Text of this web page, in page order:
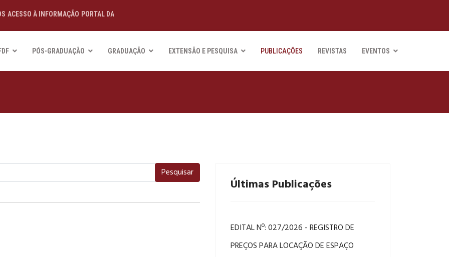
ACESSO À INFORMAÇÃO PORTAL DA
PÓS-GRADUAÇÃO GRADUAÇÃO EXTENSÃO E PESQUISA PUBLICAÇÕES REVISTAS EVENTOS
Pesquisar
Últimas Publicações
EDITAL Nº: 027/2026 - REGISTRO DE
PREÇOS PARA LOCAÇÃO DE ESPAÇO